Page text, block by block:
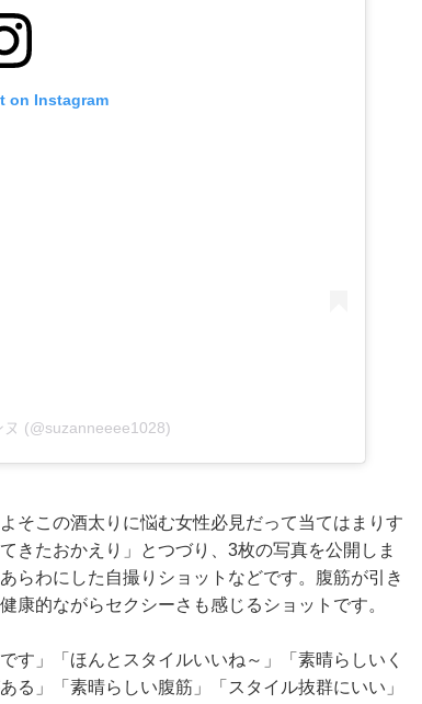
on Instagram
(@suzanneeee1028)
そこの酒太りに悩む女性必見だって当てはまりす
きたおかえり」とつづり、3枚の写真を公開しま
らわにした自撮りショットなどです。腹筋が引き
康的ながらセクシーさも感じるショットです。
す」「ほんとスタイルいいね～」「素晴らしいく
る」「素晴らしい腹筋」「スタイル抜群にいい」